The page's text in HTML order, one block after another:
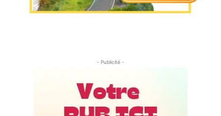
- Publicité -